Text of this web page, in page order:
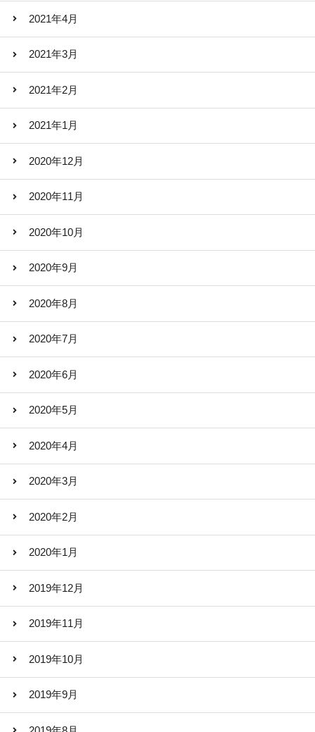
2021年4月
2021年3月
2021年2月
2021年1月
2020年12月
2020年11月
2020年10月
2020年9月
2020年8月
2020年7月
2020年6月
2020年5月
2020年4月
2020年3月
2020年2月
2020年1月
2019年12月
2019年11月
2019年10月
2019年9月